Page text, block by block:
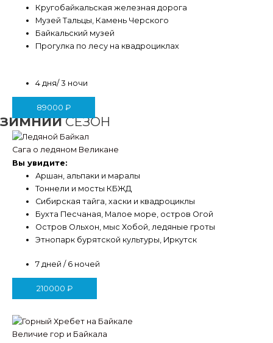
Кругобайкальская железная дорога
Музей Тальцы, Камень Черского
Байкальский музей
Прогулка по лесу на квадроциклах
4 дня/ 3 ночи
89000 ₽
ЗИМНИЙСЕЗОН
Сага о ледяном Великане
Вы увидите:
Аршан, альпаки и маралы
Тоннели и мосты КБЖД
Сибирская тайга, хаски и квадроциклы
Бухта Песчаная, Малое море, остров Огой
Остров Ольхон, мыс Хобой, ледяные гроты
Этнопарк бурятской культуры, Иркутск
7 дней / 6 ночей
210000 ₽
Величие гор и Байкала